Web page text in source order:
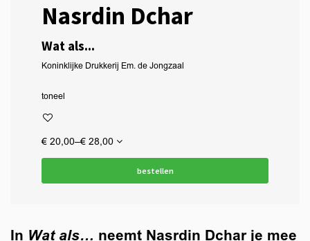
Nasrdin Dchar
Wat als...
Koninklijke Drukkerij Em. de Jongzaal
toneel
€ 20,00–€ 28,00
bestellen
In Wat als… neemt Nasrdin Dchar je mee